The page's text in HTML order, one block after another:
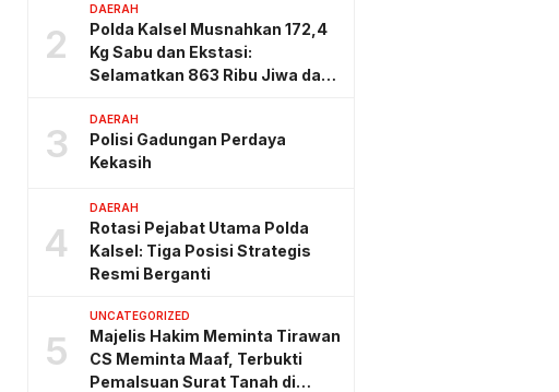
2
DAERAH
Polda Kalsel Musnahkan 172,4
Kg Sabu dan Ekstasi:
Selamatkan 863 Ribu Jiwa dan
Triliun
3
DAERAH
Polisi Gadungan Perdaya
Kekasih
4
DAERAH
Rotasi Pejabat Utama Polda
Kalsel: Tiga Posisi Strategis
Resmi Berganti
5
UNCATEGORIZED
Majelis Hakim Meminta Tirawan
CS Meminta Maaf, Terbukti
Pemalsuan Surat Tanah di